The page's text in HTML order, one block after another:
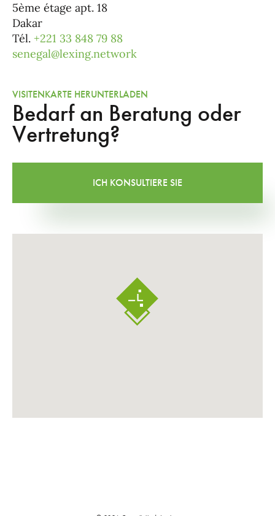
Bedarf an Beratung oder
Vertretung?
ICH KONSULTIERE SIE
5ème étage apt. 18
Dakar
Tél. +221 33 848 79 88
senegal@lexing.network
VISITENKARTE HERUNTERLADEN